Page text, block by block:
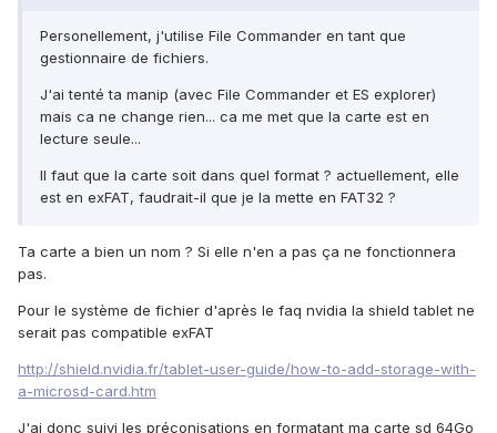
Personellement, j'utilise File Commander en tant que
gestionnaire de fichiers.
J'ai tenté ta manip (avec File Commander et ES explorer)
mais ca ne change rien... ca me met que la carte est en
lecture seule...
Il faut que la carte soit dans quel format ? actuellement, elle
est en exFAT, faudrait-il que je la mette en FAT32 ?
Ta carte a bien un nom ? Si elle n'en a pas ça ne fonctionnera
pas.
Pour le système de fichier d'après le faq nvidia la shield tablet ne
serait pas compatible exFAT
http://shield.nvidia.fr/tablet-user-guide/how-to-add-storage-with-
a-microsd-card.htm
J'ai donc suivi les préconisations en formatant ma carte sd 64Go